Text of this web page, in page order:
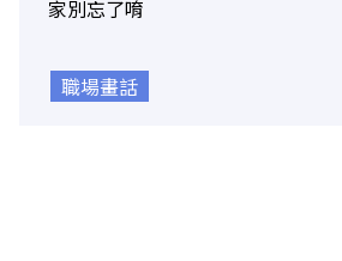
家別忘了唷
職場畫話